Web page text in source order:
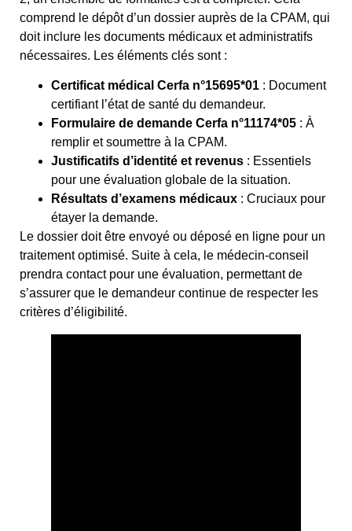
comprend le dépôt d’un dossier auprès de la CPAM, qui
doit inclure les documents médicaux et administratifs
nécessaires. Les éléments clés sont :
Certificat médical Cerfa n°15695*01 : Document
certifiant l’état de santé du demandeur.
Formulaire de demande Cerfa n°11174*05 : À
remplir et soumettre à la CPAM.
Justificatifs d’identité et revenus : Essentiels
pour une évaluation globale de la situation.
Résultats d’examens médicaux : Cruciaux pour
étayer la demande.
Le dossier doit être envoyé ou déposé en ligne pour un
traitement optimisé. Suite à cela, le médecin-conseil
prendra contact pour une évaluation, permettant de
s’assurer que le demandeur continue de respecter les
critères d’éligibilité.